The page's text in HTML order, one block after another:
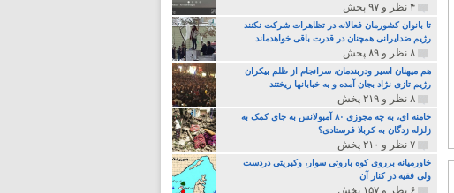
۴ نظر و ۹۷ پخش
تا بانوان کشورمان فعالانه در تظاهرات شرکت نکنند
رژیم ضدایرانی همچنان در قدرت باقی خواهدماند
۸ نظر و ۸۹ پخش
هم میهنان اسیر ودربندمان، سرانجام از ظلم بیکران
رژیم تازی نژاد بجان آمده و به خبابانها ریختند
۸ نظر و ۲۱۹ پخش
خامنه ای، به چه مجوزی ۸۰ آمبولانس به جای کمک به
زلزله زدگان به کربلا فرستادی؟
۷ نظر و ۲۱۰ پخش
خاورمیانه برروی کوه باروتی سوار، وکبریتی دردست
ولی فقیه در کنار آن
۶ نظر و ۱۵۷ پخش